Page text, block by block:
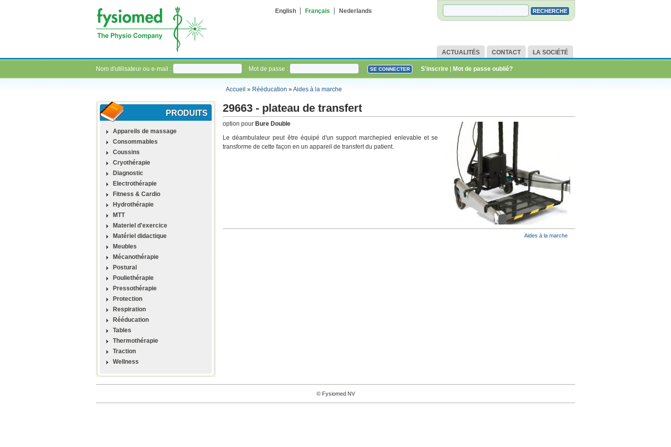
English Français Nederlands
ACTUALITÉS CONTACT LA SOCIÉTÉ
Nom d'utilisateur ou e-mail : Mot de passe : S'inscrire Mot de passe oublié?
Accueil » Rééducation »Aides à la marche
PRODUITS
Appareils de massage
Consommables
Coussins
Cryothérapie
Diagnostic
Electrothérapie
Fitness & Cardio
Hydrothérapie
MTT
Materiel d'exercice
Matériel didactique
Meubles
Mécanothérapie
Postural
Pouliethérapie
Pressothérapie
Protection
Respiration
Rééducation
Tables
Thermothérapie
Traction
Wellness
29663 - plateau de transfert
option pour Bure Double
Le déambulateur peut être équipé d'un support marchepied enlevable et se
transforme de cette façon en un appareil de transfert du patient.
Aides à la marche
© Fysiomed NV